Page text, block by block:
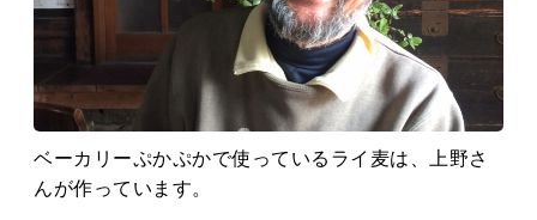
ベーカリーぷかぷかで使っているライ麦は、上野さ
んが作っています。